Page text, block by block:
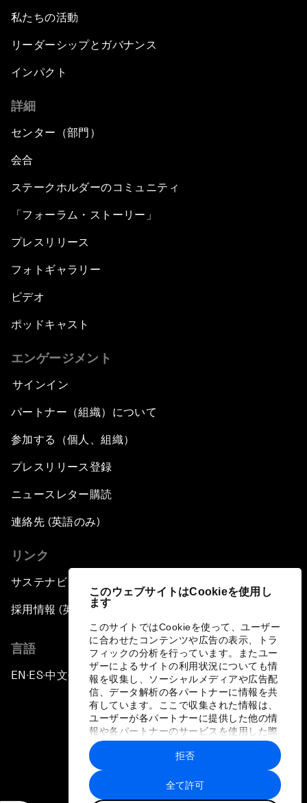
このウェブサイトはCookieを使用し
ます
このサイトではCookieを使って、ユーザー
に合わせたコンテンツや広告の表示、トラ
フィックの分析を行っています。またユー
ザーによるサイトの利用状況についても情
報を収集し、ソーシャルメディアや広告配
信、データ解析の各パートナーに情報を共
有しています。ここで収集された情報は、
ユーザーが各パートナーに提供した他の情
報や各パートナーのサービスを使用した際
に収集された情報と組み合わされ、各パー
トナーによって使用されることがありま
す。
全て許可
拒否
私たちの活動
リーダーシップとガバナンス
インパクト
詳細
センター（部門）
会合
ステークホルダーのコミュニティ
「フォーラム・ストーリー」
プレスリリース
フォトギャラリー
ビデオ
ポッドキャスト
エンゲージメント
サインイン
パートナー（組織）について
参加する（個人、組織）
プレスリリース登録
ニュースレター購読
連絡先 (英語のみ)
リンク
サステナビリティへの取り組み
採用情報 (英語のみ)
言語
EN ▪ ES▪中文▪ 日本語
プライバシーポリシーと利用規約
サイトマップ